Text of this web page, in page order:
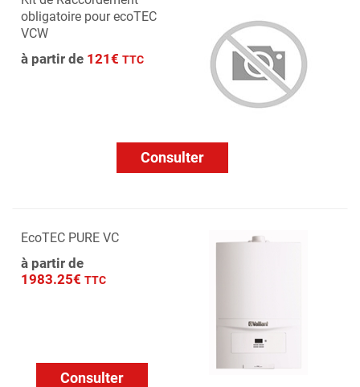
obligatoire pour ecoTEC
VCW
à partir de 121€ TTC
Consulter
EcoTEC PURE VC
à partir de
1983.25€ TTC
Consulter